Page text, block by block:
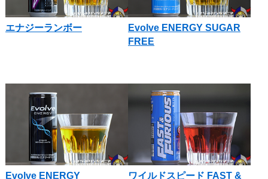
エナジーランボー
Evolve ENERGY SUGAR
FREE
Evolve ENERGY
ワイルドスピード FAST &